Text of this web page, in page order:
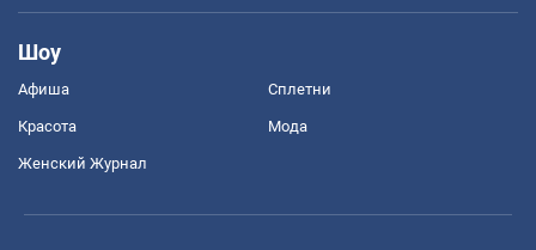
Шоу
Афиша Сплетни
Красота Мода
Женский Журнал